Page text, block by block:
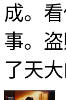
成。
事。
了天